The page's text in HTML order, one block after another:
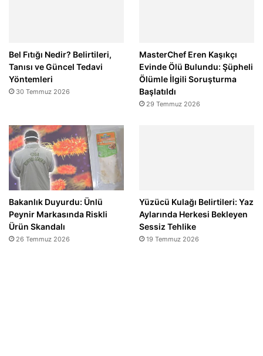
Bel Fıtığı Nedir? Belirtileri,
Tanısı ve Güncel Tedavi
Yöntemleri
30 Temmuz 2026
MasterChef Eren Kaşıkçı
Evinde Ölü Bulundu: Şüpheli
Ölümle İlgili Soruşturma
Başlatıldı
29 Temmuz 2026
Bakanlık Duyurdu: Ünlü
Peynir Markasında Riskli
Ürün Skandalı
26 Temmuz 2026
Yüzücü Kulağı Belirtileri: Yaz
Aylarında Herkesi Bekleyen
Sessiz Tehlike
19 Temmuz 2026